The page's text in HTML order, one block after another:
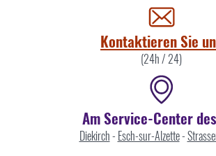
Kontaktieren Sie
(24h / 24)
Am Service-Center
Diekirch- Esch-sur-Alzette-